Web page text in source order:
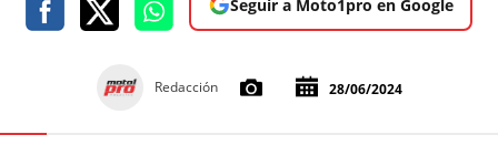
Seguir a Moto1pro en Google
Redacción 28/06/2024